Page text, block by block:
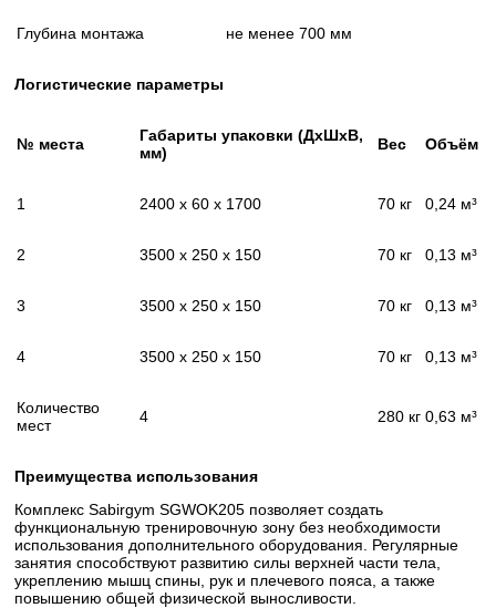
Глубина монтажа не менее 700 мм
Логистические параметры
№ места Габариты упаковки (ДхШхВ,
мм)
Вес Объём
1 2400 x 60 x 1700 70 кг 0,24 м³
2 3500 x 250 x 150 70 кг 0,13 м³
3 3500 x 250 x 150 70 кг 0,13 м³
4 3500 x 250 x 150 70 кг 0,13 м³
Количество
мест
4 280 кг 0,63 м³
Преимущества использования
Комплекс Sabirgym SGWOK205 позволяет создать
функциональную тренировочную зону без необходимости
использования дополнительного оборудования. Регулярные
занятия способствуют развитию силы верхней части тела,
укреплению мышц спины, рук и плечевого пояса, а также
повышению общей физической выносливости.